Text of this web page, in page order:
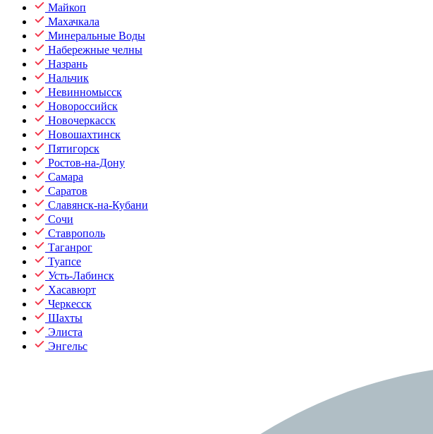
Майкоп
Махачкала
Минеральные Воды
Набережные челны
Назрань
Нальчик
Невинномысск
Новороссийск
Новочеркасск
Новошахтинск
Пятигорск
Ростов-на-Дону
Самара
Саратов
Славянск-на-Кубани
Сочи
Ставрополь
Таганрог
Туапсе
Усть-Лабинск
Хасавюрт
Черкесск
Шахты
Элиста
Энгельс